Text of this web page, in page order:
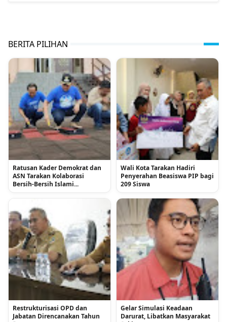
BERITA PILIHAN
Ratusan Kader Demokrat dan
ASN Tarakan Kolaborasi
Bersih-Bersih Islami...
Wali Kota Tarakan Hadiri
Penyerahan Beasiswa PIP bagi
209 Siswa
Restrukturisasi OPD dan
Jabatan Direncanakan Tahun
Gelar Simulasi Keadaan
Darurat, Libatkan Masyarakat